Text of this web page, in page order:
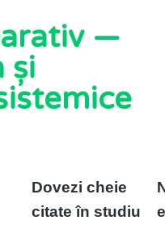
—
și
Dovezi cheie
citate în studiu